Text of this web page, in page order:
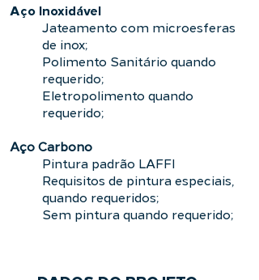
Aço Inoxidável
Jateamento com microesferas
de inox;
Polimento Sanitário quando
requerido;
Eletropolimento quando
requerido;
Aço Carbono
Pintura padrão LAFFI
Requisitos de pintura especiais,
quando requeridos;
Sem pintura quando requerido;